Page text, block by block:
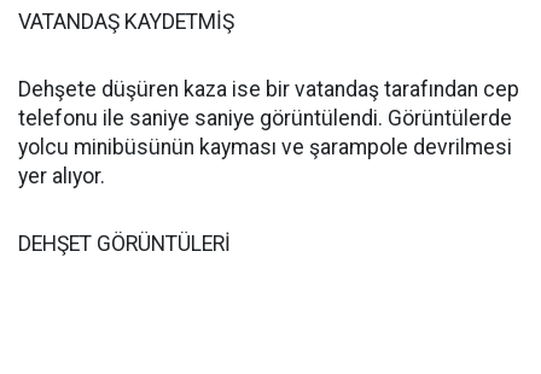
VATANDAŞ KAYDETMİŞ
Dehşete düşüren kaza ise bir vatandaş tarafından cep
telefonu ile saniye saniye görüntülendi. Görüntülerde
yolcu minibüsünün kayması ve şarampole devrilmesi
yer alıyor.
DEHŞET GÖRÜNTÜLERİ